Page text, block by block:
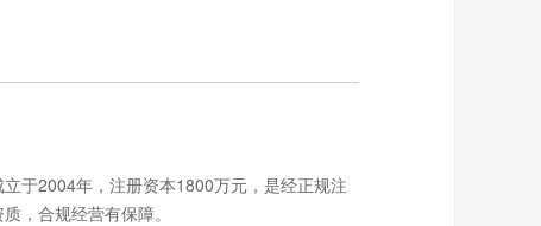
于2004年，注册资本1800万元，是经正规注
，合规经营有保障。